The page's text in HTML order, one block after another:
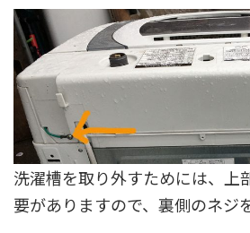
洗濯槽を取り外すためには、上
要がありますので、裏側のネジ